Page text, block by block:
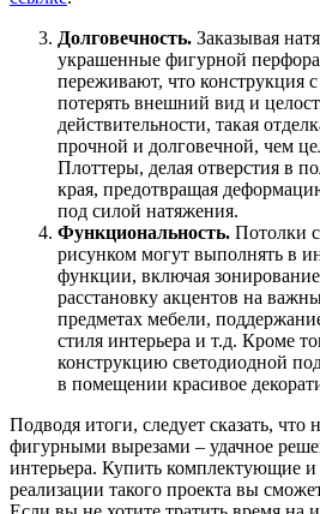
Долговечность. Заказывая
украшенные фигурной
переживают, что конструкция
потерять внешний вид и
действительности, такая
прочной и долговечной, чем
Плоттеры, делая отверстия в
края, предотвращая
под силой натяжения.
Функциональность. Потолки
рисунком могут выполнять в
функции, включая зонирование
расстановку акцентов на
предметах мебели,
стиля интерьера и т.д. Кроме
конструкцию светодиодной
в помещении красивое
Подводя итоги, следует сказать,
фигурными вырезами – удачное
интерьера. Купить комплектующие
реализации такого проекта вы